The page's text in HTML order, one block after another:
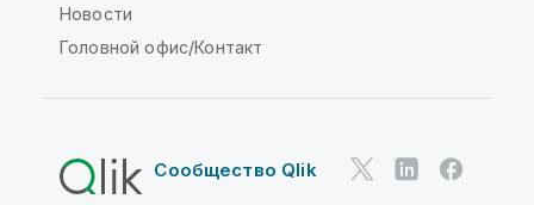
Новости
Головной офис/Контакт
Сообщество Qlik